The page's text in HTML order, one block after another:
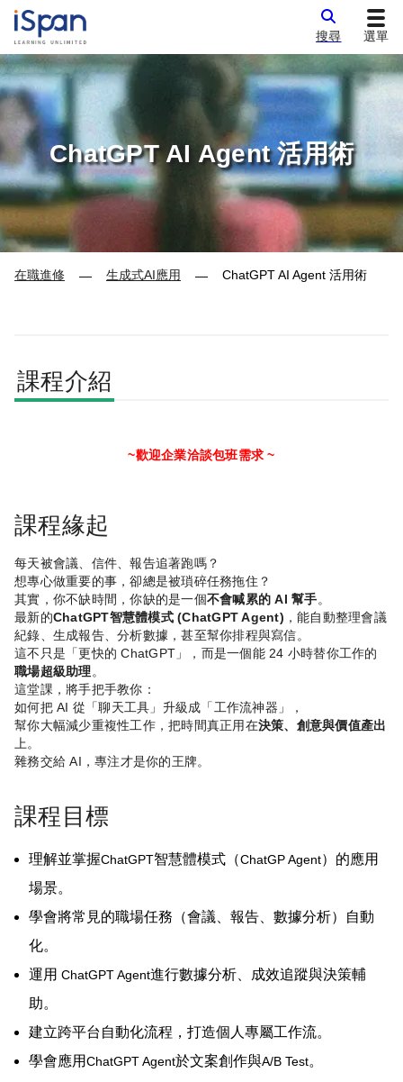
搜尋 選單
ChatGPT AI Agent 活用術
在職進修 — 生成式AI應用 — ChatGPT AI Agent 活用術
課程介紹
~歡迎企業洽談包班需求 ~
課程緣起
每天被會議、信件、報告追著跑嗎？
想專心做重要的事，卻總是被瑣碎任務拖住？
其實，你不缺時間，你缺的是一個不會喊累的 AI 幫手。
最新的ChatGPT智慧體模式(ChatGPT Agent) ，能自動整理會議
紀錄、生成報告、分析數據，甚至幫你排程與寫信。
這不只是「更快的 ChatGPT 」，而是一個能24 小時替你工作的
職場超級助理。
這堂課，將手把手教你：
如何把AI 從「聊天工具」升級成「工作流神器」，
幫你大幅減少重複性工作，把時間真正用在決策、創意與價值產出
上。
雜務交給 AI ，專注才是你的王牌。
課程目標
理解並掌握ChatGPT智慧體模式（ChatGP Agent）的應用
場景。
學會將常見的職場任務（會議、報告、數據分析）自動
化。
運用 ChatGPT Agent進行數據分析、成效追蹤與決策輔
助。
建立跨平台自動化流程，打造個人專屬工作流。
學會應用ChatGPT Agent於文案創作與A/B Test。